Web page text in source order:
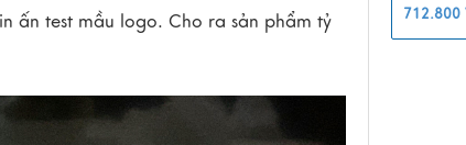
ấn test mầu logo. Cho ra sản phẩm tỷ
712.800